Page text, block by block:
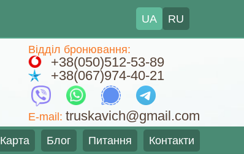
UA RU
Відділ бронювання:
+38(050)512-53-89
+38(067)974-40-21
E-mail: truskavich@gmail.com
Карта Блог Питання Контакти